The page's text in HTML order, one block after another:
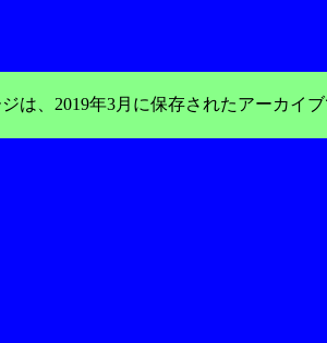
は、2019年3月に保存されたアーカイ